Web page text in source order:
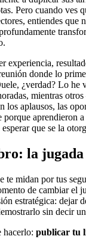
Pero cuando ves
entiendes que
experiencia,
donde lo
¿verdad? Lo he
mientras
los aplausos, las
porque aprendieron a
que se la
la jugada
te midan por tus
de cambiar el
estratégica: dejar
sin decir
hacerlo: publicar tu